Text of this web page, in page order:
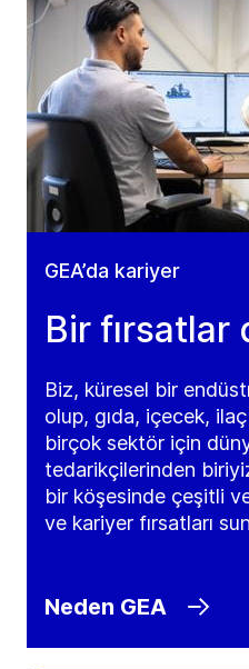
GEA’da kariyer
Bir fırsatlar
Biz, küresel bir
olup, gıda, içecek,
birçok sektör için
tedarikçilerinden
bir köşesinde çeşitli
ve kariyer fırsatları
Neden GEA